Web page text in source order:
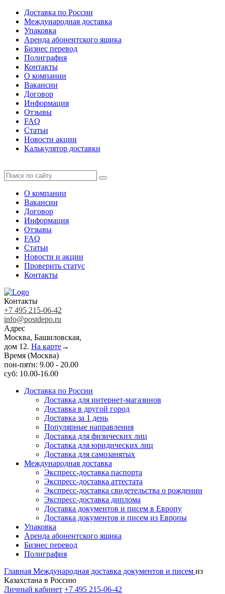
Доставка по России
Международная доставка
Упаковка
Аренда абонентского ящика
Бизнес перевод
Полиграфия
Контакты
О компании
Вакансии
Договор
Информация
Отзывы
FAQ
Статьи
Новости акции
Калькулятор доставки
О компании
Вакансии
Договор
Информация
Отзывы
FAQ
Статьи
Новости и акции
Проверить статус
Контакты
Контакты
+7 495 215-06-42
info@postdepo.ru
Адрес
Москва, Башиловская,
дом 12. На карте→
Время (Москва)
пон-пятн: 9.00 - 20.00
суб: 10.00-16.00
Доставка по России
Доставка для интернет-магазинов
Доставка в другой город
Доставка за 1 день
Популярные направления
Доставка для физических лиц
Доставка для юридических лиц
Доставка для самозанятых
Международная доставка
Экспресс-доставка паспорта
Экспресс-доставка аттестата
Экспресс-доставка свидетельства о рождении
Экспресс-доставка диплома
Доставка документов и писем в Европу
Доставка документов и писем из Европы
Упаковка
Аренда абонентского ящика
Бизнес перевод
Полиграфия
Главная Международная доставка документов и писем из
Казахстана в Россию
Личный кабинет +7 495 215-06-42